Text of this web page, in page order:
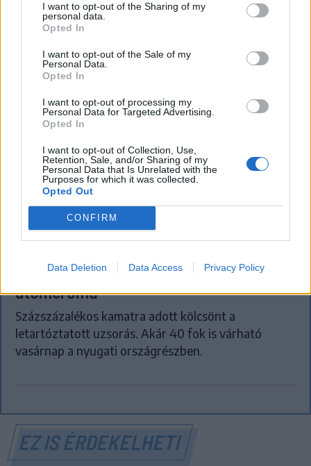
I want to opt-out of the Sharing of my
personal data.
Opted In
I want to opt-out of the Sale of my
Personal Data.
Opted In
I want to opt-out of processing my
Personal Data for Targeted Advertising.
Opted In
I want to opt-out of Collection, Use,
Retention, Sale, and/or Sharing of my
Personal Data that Is Unrelated with the
Purposes for which it was collected.
Opted Out
CONFIRM
Data Deletion Data Access Privacy Policy
Már csak 4-5 napig működhet a jelenlegi
körülmények között a cernavodai
atomerőmű
Százszázalékos kamatra adott kölcsönt a
letartóztatott uzsorás. Akár 40 fok is várható
vasárnap a nyugati országrészben.
EZ IS ÉRDEKELHETI